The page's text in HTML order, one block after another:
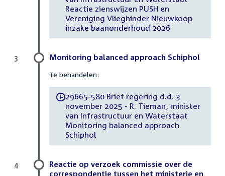
Reactie zienswijzen PUSH en
Vereniging Vlieghinder Nieuwkoop
inzake baanonderhoud 2026
Monitoring balanced approach Schiphol
Te behandelen:
-29665-580 Brief regering d.d. 3
november 2025 - R. Tieman, minister
van Infrastructuur en Waterstaat
Monitoring balanced approach
Schiphol
3
Reactie op verzoek commissie over de
correspondentie tussen het ministerie en
4